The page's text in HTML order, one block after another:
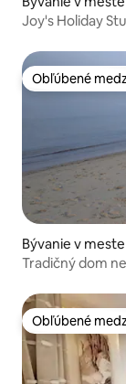
Joy's Holiday
Obľúbené
Obľúbené
Bývanie v
Tradičný dom
Obľúbené
Obľúbené